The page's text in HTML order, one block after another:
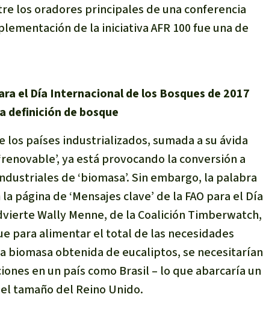
los oradores principales de una conferencia
de la iniciativa AFR 100 fue una de
el Día Internacional de los Bosques de 2017
definición de bosque
países industrializados, sumada a su ávida
ya está provocando la conversión a
de ‘biomasa’. Sin embargo, la palabra
página de ‘Mensajes clave’ de la FAO para el Día
Wally Menne, de la Coalición Timberwatch,
para alimentar el total de las necesidades
biomasa obtenida de eucaliptos, se necesitarían
en un país como Brasil – lo que abarcaría un
tamaño del Reino Unido.